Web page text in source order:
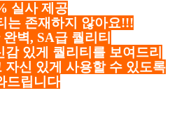
실사 제공
는 존재하지 않아요!!!
벽, SA급 퀄리티
있게 퀄리티를 보여드리
자신 있게 사용할 수 있도록
드립니다